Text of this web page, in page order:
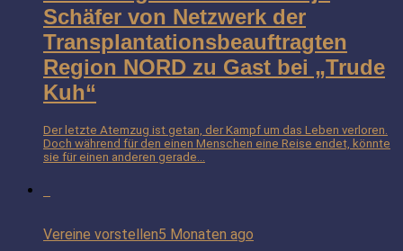
Schäfer von Netzwerk der
Transplantationsbeauftragten
Region NORD zu Gast bei „Trude
Kuh“
Der letzte Atemzug ist getan, der Kampf um das Leben verloren.
Doch während für den einen Menschen eine Reise endet, könnte
sie für einen anderen gerade...
Vereine vorstellen5 Monaten ago